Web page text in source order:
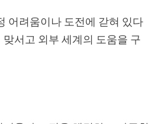
어려움이나 도전에 갇혀 있다
서고 외부 세계의 도움을 구